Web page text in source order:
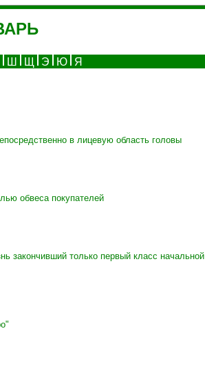
Ш Щ Э Ю Я
в лицевую область головы
обвеса покупателей
закончивший только первый класс начальной